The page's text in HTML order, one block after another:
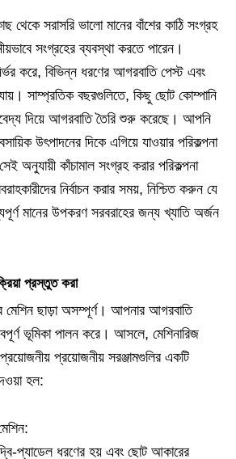
থেকে সরাসরি ভালো মানের বাঁশের কাঠি সংগ্রহ
সংগ্রহের ব্যবস্থা করতে পারেন।
করে, বিভিন্ন ধরণের আগরবাতি পেস্ট এবং
সাম্প্রতিক বছরগুলিতে, কিছু ছোট কোম্পানি
দিয়ে আগরবাতি তৈরি শুরু করেছে। আপনি
উৎপাদনের দিকে এগিয়ে যাওয়ার পরিকল্পনা
অনুযায়ী কাঁচামাল সংগ্রহ করার পরিকল্পনা
নির্বাচন করার সময়, নিশ্চিত করুন যে
মানের উপকরণ সরবরাহের জন্য খ্যাতি অর্জন
প্রস্তুত করা
মেশিন ছাড়া অসম্পূর্ণ। আপনার আগরবাতি
ভূমিকা পালন করে। আসলে, মেশিনারিজ
প্রয়োজনীয় সরঞ্জামগুলির একটি
হল:
প্যাডেল ধরণের হয় এবং ছোট আকারের